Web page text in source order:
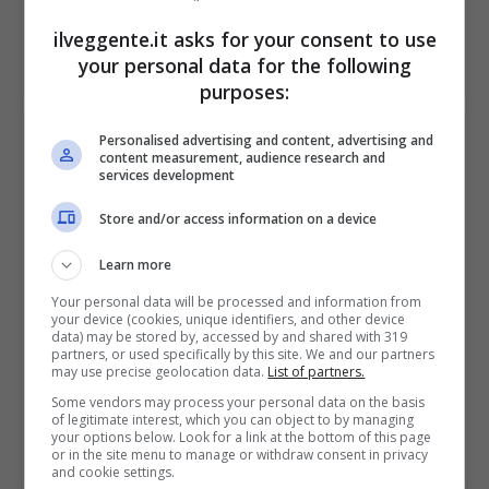
PlanetWin365
BONUS PLANETWIN365: FINO A 2050€
Iscrivendoti a PlanetWin365 ricevi: 100% fino a 2000€
Sport
2050€
VERIFICA
ilveggente.it asks for your consent to use
your personal data for the following
purposes:
Personalised advertising and content, advertising and
content measurement, audience research and
services development
Store and/or access information on a device
Learn more
Your personal data will be processed and information from
your device (cookies, unique identifiers, and other device
data) may be stored by, accessed by and shared with 319
partners, or used specifically by this site. We and our partners
may use precise geolocation data. List of partners.
Some vendors may process your personal data on the basis
of legitimate interest, which you can object to by managing
your options below. Look for a link at the bottom of this page
or in the site menu to manage or withdraw consent in privacy
and cookie settings.